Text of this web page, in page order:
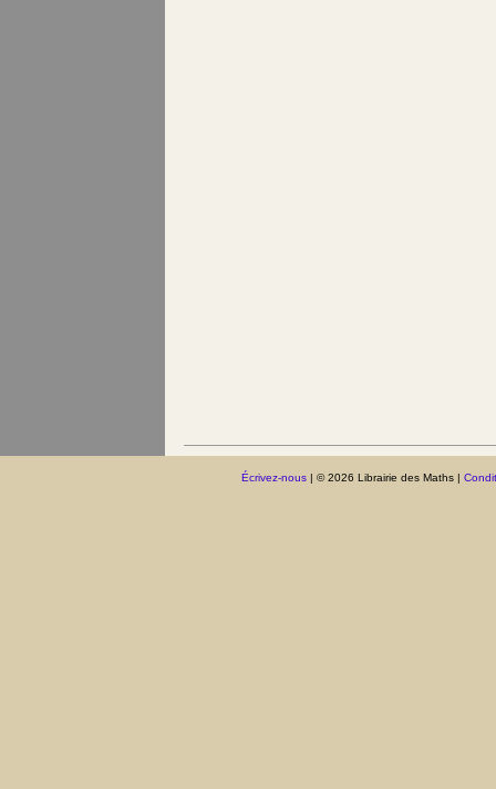
Écrivez-nous| © 2026 Librairie des Maths |